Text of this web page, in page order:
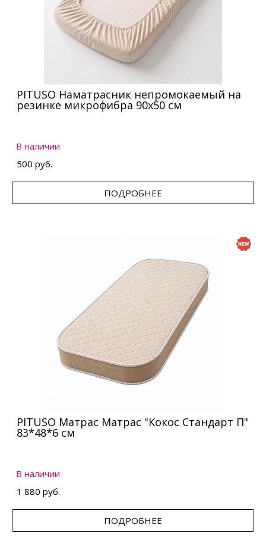
PITUSO Наматрасник непромокаемый на
резинке микрофибра 90х50 см
В наличии
500 руб.
ПОДРОБНЕЕ
PITUSO Матрас Матрас "Кокос Стандарт П"
83*48*6 см
В наличии
1 880 руб.
ПОДРОБНЕЕ